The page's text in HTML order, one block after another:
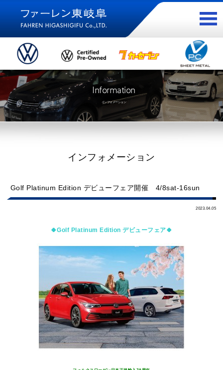
Information
インフォメーション
インフォメーション
Golf Platinum Edition デビューフェア開催 4/8sat-16sun
2023.04.05
🍀Golf Platinum Editionデビューフェア🍀